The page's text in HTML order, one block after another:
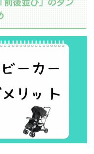
前後並び」のタン